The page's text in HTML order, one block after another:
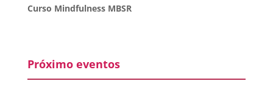
Curso Mindfulness MBSR
Próximo eventos